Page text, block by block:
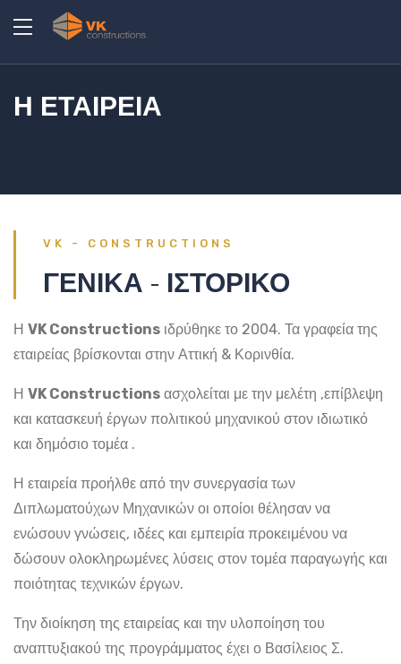
Η ΕΤΑΙΡΕΙΑ
VK - CONSTRUCTIONS
ΓΕΝΙΚΑ - ΙΣΤΟΡΙΚΟ
Η VK Constructions ιδρύθηκε το 2004. Τα γραφεία της
εταιρείας βρίσκονται στην Αττική & Κορινθία.
Η VK Constructions ασχολείται με την μελέτη ,επίβλεψη
και κατασκευή έργων πολιτικού μηχανικού στον ιδιωτικό
και δημόσιο τομέα .
Η εταιρεία προήλθε από την συνεργασία των
Διπλωματούχων Μηχανικών οι οποίοι θέλησαν να
ενώσουν γνώσεις, ιδέες και εμπειρία προκειμένου να
δώσουν ολοκληρωμένες λύσεις στον τομέα παραγωγής και
ποιότητας τεχνικών έργων.
Την διοίκηση της εταιρείας και την υλοποίηση του
αναπτυξιακού της προγράμματος έχει ο Βασίλειος Σ.